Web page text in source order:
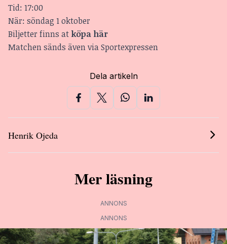
Tid: 17:00
När: söndag 1 oktober
Biljetter finns at köpa här
Matchen sänds även viaSportexpressen
Dela artikeln
Henrik Ojeda
Mer läsning
ANNONS
ANNONS